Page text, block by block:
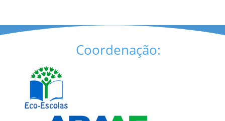
Coordenação: